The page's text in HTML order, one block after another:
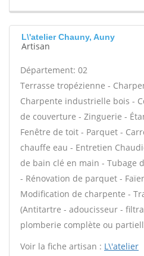
L\'atelier Chauny, Auny
Artisan
Département: 02
Terrasse tropézienne -
Charpente industrielle bois -
de couverture - Zinguerie -
Fenêtre de toit - Parquet -
chauffe eau - Entretien
de bain clé en main - Tubage
- Rénovation de parquet -
Modification de charpente -
(Antitartre - adoucisseur -
plomberie complète ou
Voir la fiche artisan : L\'atelier